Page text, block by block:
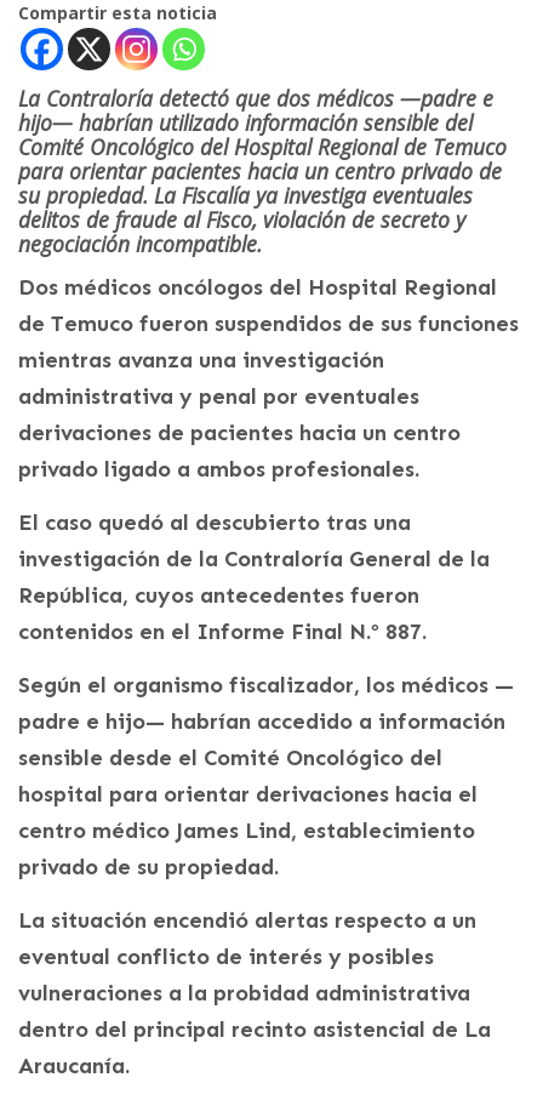
Compartir esta noticia
La Contraloría detectó que dos médicos —padre e
hijo— habrían utilizado información sensible del
Comité Oncológico del Hospital Regional de Temuco
para orientar pacientes hacia un centro privado de
su propiedad. La Fiscalía ya investiga eventuales
delitos de fraude al Fisco, violación de secreto y
negociación incompatible.
Dos médicos oncólogos del Hospital Regional
de Temuco fueron suspendidos de sus funciones
mientras avanza una investigación
administrativa y penal por eventuales
derivaciones de pacientes hacia un centro
privado ligado a ambos profesionales.
El caso quedó al descubierto tras una
investigación de la Contraloría General de la
República, cuyos antecedentes fueron
contenidos en el Informe Final N.º 887.
Según el organismo fiscalizador, los médicos —
padre e hijo— habrían accedido a información
sensible desde el Comité Oncológico del
hospital para orientar derivaciones hacia el
centro médico James Lind, establecimiento
privado de su propiedad.
La situación encendió alertas respecto a un
eventual conflicto de interés y posibles
vulneraciones a la probidad administrativa
dentro del principal recinto asistencial de La
Araucanía.